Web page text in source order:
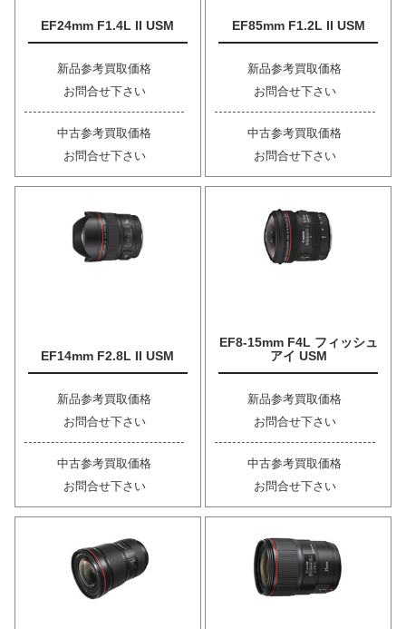
EF24mm F1.4L II USM
新品参考買取価格
お問合せ下さい
中古参考買取価格
お問合せ下さい
EF85mm F1.2L II USM
新品参考買取価格
お問合せ下さい
中古参考買取価格
お問合せ下さい
EF14mm F2.8L II USM
新品参考買取価格
お問合せ下さい
中古参考買取価格
お問合せ下さい
EF8-15mm F4L フィッシュ
アイ USM
新品参考買取価格
お問合せ下さい
中古参考買取価格
お問合せ下さい